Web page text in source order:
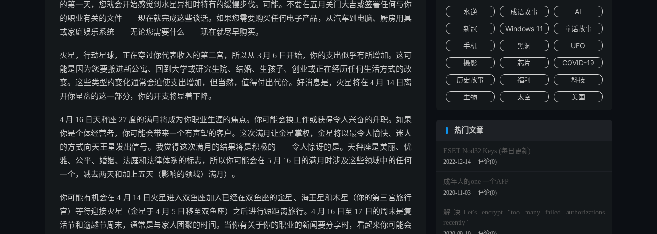
的第一天，您就会开始感觉到水星异相时特有的缓慢步伐。可能。不要在五月关门大吉或签署任何与你
的职业有关的文件——现在就完成这些谈话。如果您需要购买任何电子产品，从汽车到电脑、厨房用具
或家庭娱乐系统——无论您需要什么——现在就尽早购买。
火星，行动星球，正在穿过你代表收入的第二宫，所以从 3 月 6 日开始，你的支出似乎有所增加。这可
能是因为您要搬进新公寓、回到大学或研究生院、结婚、生孩子、创业或正在经历任何生活方式的改
变。这些类型的变化通常会迫使支出增加，但当然，值得付出代价。好消息是，火星将在 4 月 14 日离
开你星盘的这一部分，你的开支将显着下降。
4 月 16 日天秤座 27 度的满月将成为你职业生涯的焦点。你可能会换工作或获得令人兴奋的升职。如果
你是个体经营者，你可能会带来一个有声望的客户。这次满月让金星掌权，金星将以最令人愉快、迷人
的方式向天王星发出信号。我觉得这次满月的结果将是积极的——令人惊讶的是。天秤座是美丽、优
雅、公平、婚姻、法庭和法律体系的标志，所以你可能会在 5 月 16 日的满月时涉及这些领域中的任何
一个，减去两天和加上五天（影响的领域）满月）。
你可能有机会在 4 月 14 日火星进入双鱼座加入已经在双鱼座的金星、海王星和木星（你的第三宫旅行
宫）等待迎接火星（金星于 4 月 5 日移至双鱼座）之后进行短距离旅行。4 月 16 日至 17 日的周末是复
活节和逾越节周末，通常是与家人团聚的时间。当你有关于你的职业的新闻要分享时，看起来你可能会
水逆 成语故事 AI
新冠 Windows 11 童话故事
手机 黑洞 UFO
摄影 芯片 COVID-19
历史故事 福利 科技
生物 太空 美国
热门文章
ESET Nod32 Keys (每日更新)
2022-12-14 评论(0)
成年人的one 一个APP
2020-11-03 评论(0)
解决Let's encrypt "too many failed authorizations
recently"